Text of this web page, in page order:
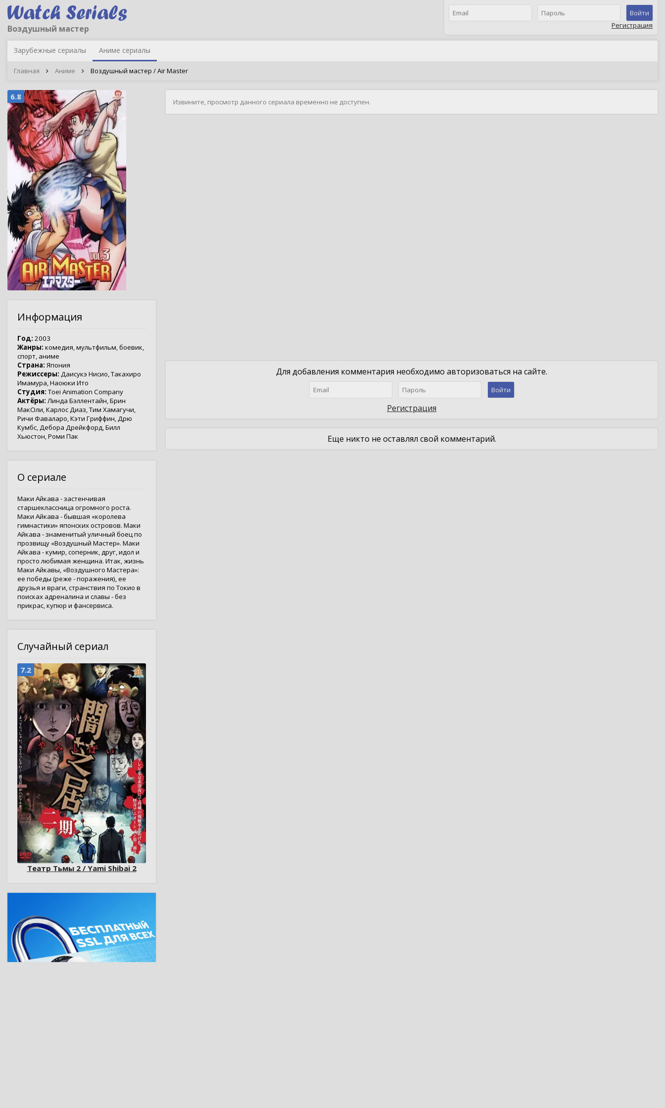
Воздушный мастер
Войти
Регистрация
Зарубежные сериалы Аниме сериалы
Главная Аниме Воздушный мастер / Air Master
6.8
Информация
Год: 2003
Жанры: комедия,мультфильм,боевик,
спорт, аниме
Страна: Япония
Режиссеры: Даисукэ Нисио,Такахиро
Имамура,Наоюки Ито
Студия: Toei Animation Company
Актёры: Линда Бэллентайн,Брин
МакОли,Карлос Диаз,Тим Хамагучи,
Ричи Фаваларо,Кэти Гриффин,Дрю
Кумбс,Дебора Дрейкфорд,Билл
Хьюстон,Роми Пак
О сериале
Маки Айкава - застенчивая
старшеклассница огромного роста.
Маки Айкава - бывшая «королева
гимнастики» японских островов. Маки
Айкава - знаменитый уличный боец по
прозвищу «Воздушный Мастер». Маки
Айкава - кумир, соперник, друг, идол и
просто любимая женщина. Итак, жизнь
Маки Айкавы, «Воздушного Мастера»:
ее победы (реже - поражения), ее
друзья и враги, странствия по Токио в
поисках адреналина и славы - без
прикрас, купюр и фансервиса.
Случайный сериал
7.2
Театр Тьмы 2 / Yami Shibai 2
Извините, просмотр данного сериала временно не доступен.
Для добавления комментария необходимо авторизоваться на сайте.
Войти
Регистрация
Еще никто не оставлял свой комментарий.